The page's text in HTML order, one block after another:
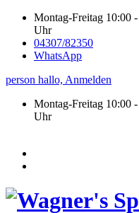
Montag-Freitag 10:00
Uhr
04307/82350
WhatsApp
person hallo, Anmelden
Montag-Freitag 10:00
Uhr